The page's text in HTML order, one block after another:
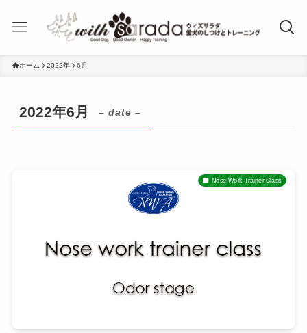
ホーム 2022年 6月
2022年6月 – date –
Nose Work Trainer Class